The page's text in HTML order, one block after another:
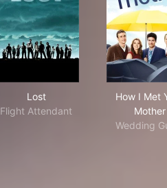
Lost
Flight Attendant
How I Met
Mother
Wedding